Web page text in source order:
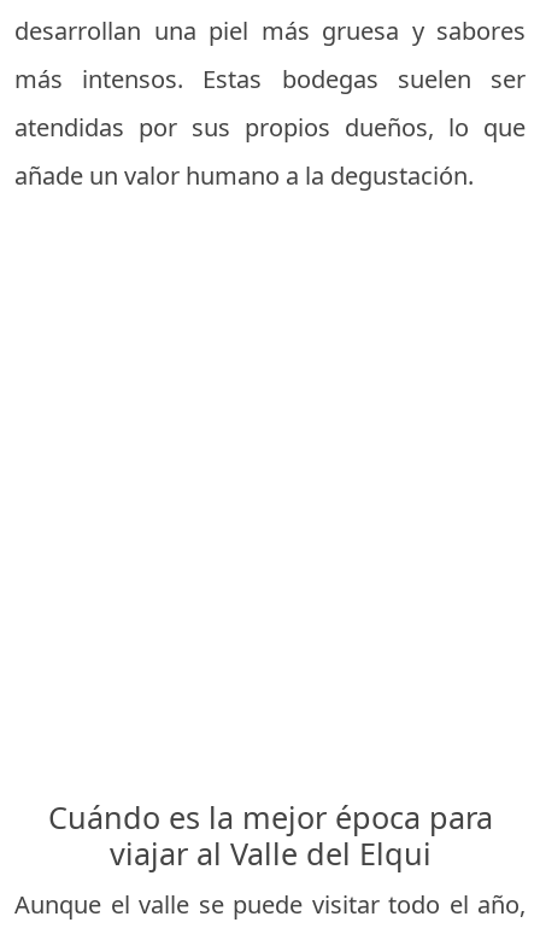
desarrollan una piel más gruesa y sabores
más intensos. Estas bodegas suelen ser
atendidas por sus propios dueños, lo que
añade un valor humano a la degustación.
Cuándo es la mejor época para
viajar al Valle del Elqui
Aunque el valle se puede visitar todo el año,